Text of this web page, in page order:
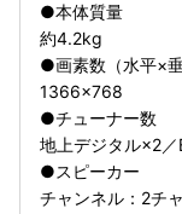
●本体質量
約4.2kg
●画素数（水平×垂
1366×768
●チューナー数
地上デジタル×2
●スピーカー
チャンネル：2チ